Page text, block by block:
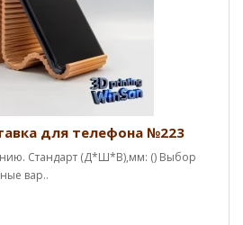
для телефона №223
Стандарт (Д*Ш*В),мм: () Выбор
вар..